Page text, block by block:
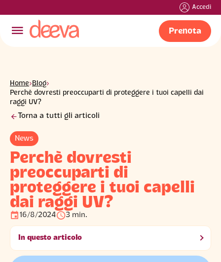
Accedi
󰍜 Prenota
Home›Blog›
Perchè dovresti preoccuparti di proteggere i tuoi capelli dai
raggi UV?
󰁍 Torna a tutti gli articoli
News
Perchè dovresti
preoccuparti di
proteggere i tuoi capelli
dai raggi UV?
󰃭 16/8/2024󰅐3 min.
In questo articolo